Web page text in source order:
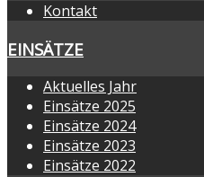
Kontakt
EINSÄTZE
Aktuelles Jahr
Einsätze 2025
Einsätze 2024
Einsätze 2023
Einsätze 2022